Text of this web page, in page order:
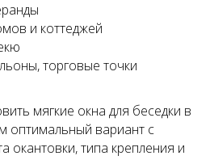
и коттеджей
торговые точки
мягкие окна для беседки в
оптимальный вариант с
окантовки, типа крепления и